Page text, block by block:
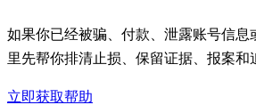
如果你已经被骗、付款、泄露账号信息
里先帮你排清止损、保留证据、报案和
立即获取帮助